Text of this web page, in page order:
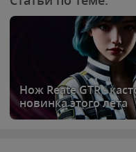
Нож Reate GTR -
новинка этого лета